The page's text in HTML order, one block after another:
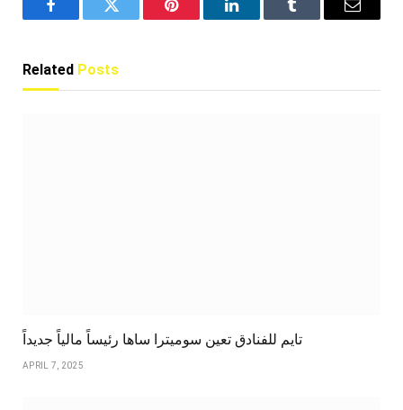
FacebookTwitter Pinterest LinkedInTumblr Email
Related Posts
تايم للفنادق تعين سوميترا ساها رئيساً مالياً جديداً
APRIL 7, 2025